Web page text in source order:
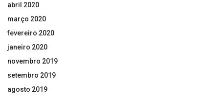
abril 2020
março 2020
fevereiro 2020
janeiro 2020
novembro 2019
setembro 2019
agosto 2019